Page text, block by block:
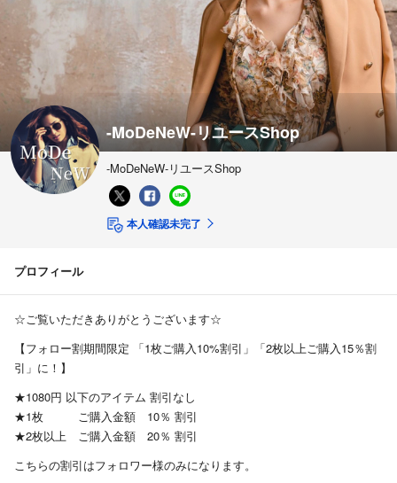
-MoDeNeW-リユースShop
-MoDeNeW-リユースShop
本人確認未完了
プロフィール
☆ご覧いただきありがとうございます☆
【フォロー割期間限定 「1枚ご購入10%割引」「2枚以上ご購入15％割
引」に！】
★1080円 以下のアイテム 割引なし
★1枚 ご購入金額 10％ 割引
★2枚以上 ご購入金額 20％ 割引
こちらの割引はフォロワー様のみになります。